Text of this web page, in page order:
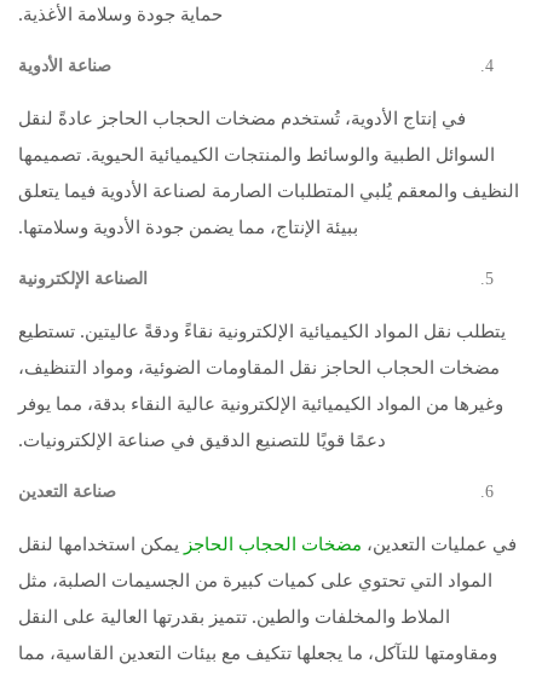
حماية جودة وسلامة الأغذية.
صناعة الأدوية
في إنتاج الأدوية، تُستخدم مضخات الحجاب الحاجز عادةً لنقل
السوائل الطبية والوسائط والمنتجات الكيميائية الحيوية. تصميمها
النظيف والمعقم يُلبي المتطلبات الصارمة لصناعة الأدوية فيما يتعلق
ببيئة الإنتاج، مما يضمن جودة الأدوية وسلامتها.
الصناعة الإلكترونية
يتطلب نقل المواد الكيميائية الإلكترونية نقاءً ودقةً عاليتين. تستطيع
مضخات الحجاب الحاجز نقل المقاومات الضوئية، ومواد التنظيف،
وغيرها من المواد الكيميائية الإلكترونية عالية النقاء بدقة، مما يوفر
دعمًا قويًا للتصنيع الدقيق في صناعة الإلكترونيات.
صناعة التعدين
في عمليات التعدين، مضخات الحجاب الحاجز يمكن استخدامها لنقل
المواد التي تحتوي على كميات كبيرة من الجسيمات الصلبة، مثل
الملاط والمخلفات والطين. تتميز بقدرتها العالية على النقل
ومقاومتها للتآكل، ما يجعلها تتكيف مع بيئات التعدين القاسية، مما